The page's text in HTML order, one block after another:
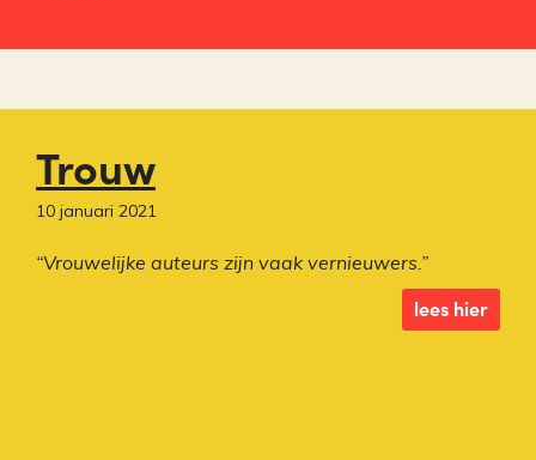
Trouw
10 januari 2021
“Vrouwelijke auteurs zijn vaak vernieuwers.”
lees hier